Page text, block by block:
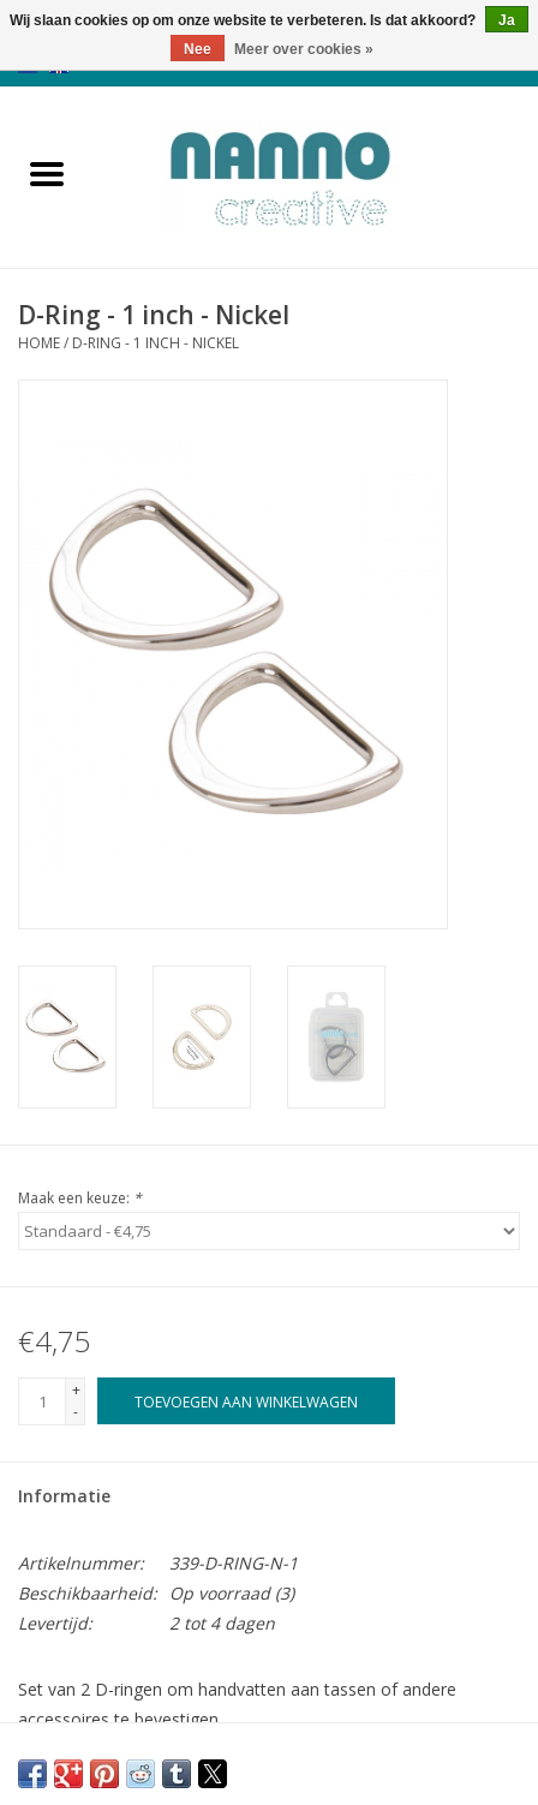
Producten
Nieuws
Laatste Kans
Cadeaubonnen
D-Ring - 1 inch - Nickel
HOME/ D-RING - 1 INCH - NICKEL
Maak een keuze: *
€4,75
+
-
TOEVOEGEN AAN WINKELWAGEN
Informatie
Artikelnummer:
339-D-RING-N-1
Beschikbaarheid:
Op voorraad(3)
Levertijd:
2 tot 4 dagen
Set van 2 D-ringen om handvatten aan tassen of andere
accessoires te bevestigen
de ringen zijn verpakt in een stevig doosje dat hergebruikt kan
worden voor spelden of andere kleine dingen
Wij slaan cookies op om onze website te verbeteren. Is dat akkoord?
Ja
Nee
Meer over cookies »